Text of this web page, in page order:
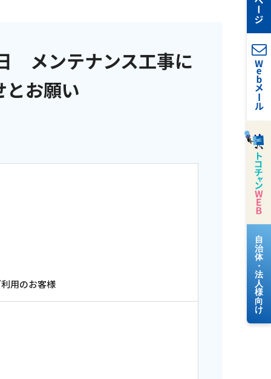
よくあるご質問
メンテナンス工事に
とお願い
用のお客様